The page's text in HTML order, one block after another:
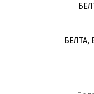
БЕЛТА,